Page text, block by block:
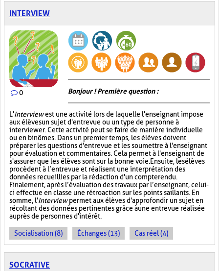
INTERVIEW
0 Bonjour ! Première question :
L'Interviewest une activité lors de laquelle l'enseignant impose
aux élèves un sujet d'entrevue ou un type de personne à
interviewer. Cette activité peut se faire de manière individuelle
ou en binômes. Dans un premier temps, les élèves doivent
préparer les questions d'entrevue et les soumettre à l'enseignant
pour évaluation et commentaires. Cela permet à l'enseignant de
s'assurer que les élèves sont sur la bonne voie. Ensuite, les élèves
procèdent à l’entrevue et réalisent une interprétation des
données recueillies par la rédaction d'un compte rendu.
Finalement, après l’évaluation des travaux par l’enseignant, celui-
ci effectue en classe une rétroaction sur les points saillants. En
somme, l'Interviewpermet aux élèves d'approfondir un sujet en
récoltant des données pertinentes grâce à une entrevue réalisée
auprès de personnes d'intérêt.
Socialisation (8) Échanges (13) Cas réel (4)
SOCRATIVE